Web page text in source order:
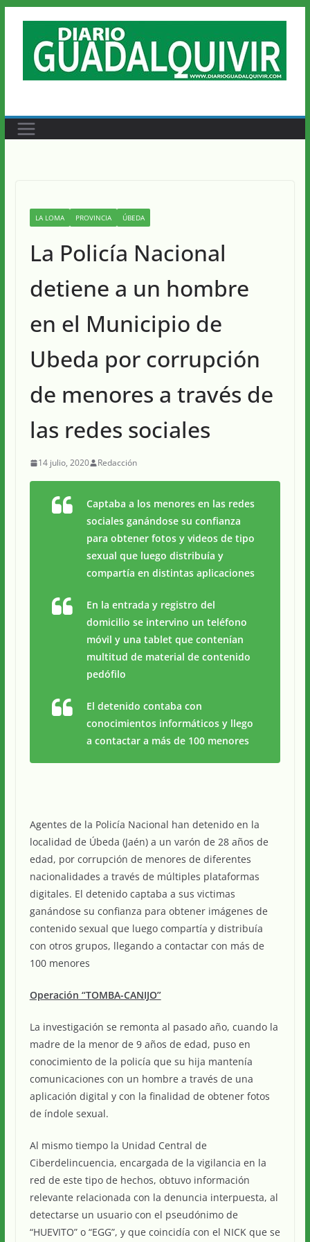
contenido
LA LOMA PROVINCIA ÚBEDA
La Policía Nacional
detiene a un hombre
en el Municipio de
Ubeda por corrupción
de menores a través de
las redes sociales
14 julio, 2020 Redacción
Captaba a los menores en las redes
sociales ganándose su confianza
para obtener fotos y videos de tipo
sexual que luego distribuía y
compartía en distintas aplicaciones
En la entrada y registro del
domicilio se intervino un teléfono
móvil y una tablet que contenían
multitud de material de contenido
pedófilo
El detenido contaba con
conocimientos informáticos y llego
a contactar a más de 100 menores
Agentes de la Policía Nacional han detenido en la
localidad de Úbeda (Jaén) a un varón de 28 años de
edad, por corrupción de menores de diferentes
nacionalidades a través de múltiples plataformas
digitales. El detenido captaba a sus victimas
ganándose su confianza para obtener imágenes de
contenido sexual que luego compartía y distribuía
con otros grupos, llegando a contactar con más de
100 menores
Operación “TOMBA-CANIJO”
La investigación se remonta al pasado año, cuando la
madre de la menor de 9 años de edad, puso en
conocimiento de la policía que su hija mantenía
comunicaciones con un hombre a través de una
aplicación digital y con la finalidad de obtener fotos
de índole sexual.
Al mismo tiempo la Unidad Central de
Ciberdelincuencia, encargada de la vigilancia en la
red de este tipo de hechos, obtuvo información
relevante relacionada con la denuncia interpuesta, al
detectarse un usuario con el pseudónimo de
“HUEVITO” o “EGG”, y que coincidía con el NICK que se